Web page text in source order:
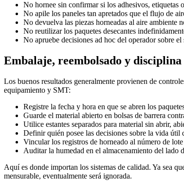
No hornee sin confirmar si los adhesivos, etiquetas
No apile los paneles tan apretados que el flujo de
No devuelva las piezas horneadas al aire ambiente
No reutilizar los paquetes desecantes
No apruebe decisiones ad hoc del operador sobre
Embalaje, reembolsado y
Los buenos resultados generalmente provienen de
equipamiento y SMT:
Registre la fecha y hora en que se abren los
Guarde el material abierto en bolsas de barrera
Utilice estantes separados para material sin abrir,
Definir quién posee las decisiones sobre la vida útil
Vincular los registros de horneado al número de
Auditar la humedad en el almacenamiento del lado
Aquí es donde importan los sistemas de calidad. Ya sea
mensurable, eventualmente será ignorada.